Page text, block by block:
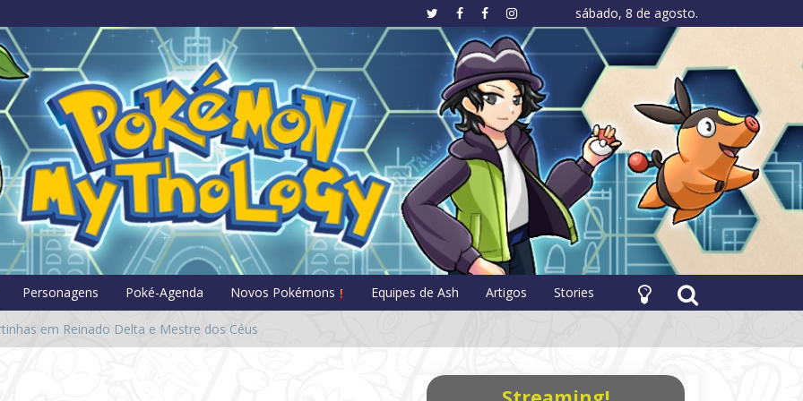
sábado, 8 de agosto.
Pokémon Mythology
Personagens Poké-Agenda Novos Pokémons Equipes de Ash Artigos Stories
em Reinado Delta e Mestre dos Céus